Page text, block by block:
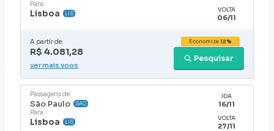
Para:
Lisboa LIS VOLTA
06/11
A partir de:
R$ 4.081,28
Pesquisar
Economize12%
ver mais voos
Passagens de:
São Paulo SAO
Para:
Lisboa LIS
IDA
16/11
VOLTA
27/11